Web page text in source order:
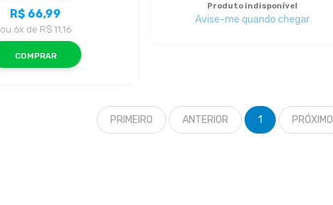
R$ 66,99
ou 6x de R$ 11,16
COMPRAR
Produto indisponível
Avise-me quando chegar
PRIMEIRO ANTERIOR 1 PRÓXIMO